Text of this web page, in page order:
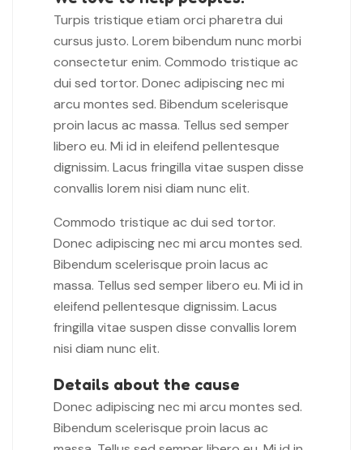
Turpis tristique etiam orci pharetra dui
cursus justo. Lorem bibendum nunc morbi
consectetur enim. Commodo tristique ac
dui sed tortor. Donec adipiscing nec mi
arcu montes sed. Bibendum scelerisque
proin lacus ac massa. Tellus sed semper
libero eu. Mi id in eleifend pellentesque
dignissim. Lacus fringilla vitae suspen disse
convallis lorem nisi diam nunc elit.
Commodo tristique ac dui sed tortor.
Donec adipiscing nec mi arcu montes sed.
Bibendum scelerisque proin lacus ac
massa. Tellus sed semper libero eu. Mi id in
eleifend pellentesque dignissim. Lacus
fringilla vitae suspen disse convallis lorem
nisi diam nunc elit.
Details about the cause
Donec adipiscing nec mi arcu montes sed.
Bibendum scelerisque proin lacus ac